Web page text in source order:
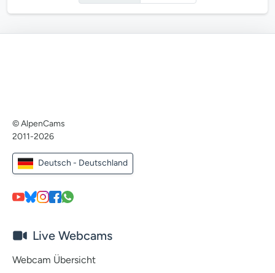
© AlpenCams
2011-2026
Deutsch - Deutschland
Live Webcams
Webcam Übersicht